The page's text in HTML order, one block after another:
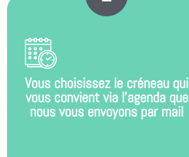
Vous choisissez le créneau qui
vous convient via l’agenda que
nous vous envoyons par mail